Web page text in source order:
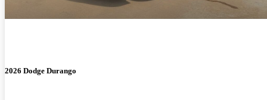
2026 Dodge Durango